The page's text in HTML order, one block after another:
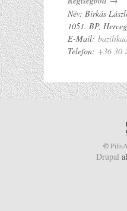
Név: Birkás
1051. BP,
E-Mail:
Telefon: +36 30
SOCIAL
©
Drupal